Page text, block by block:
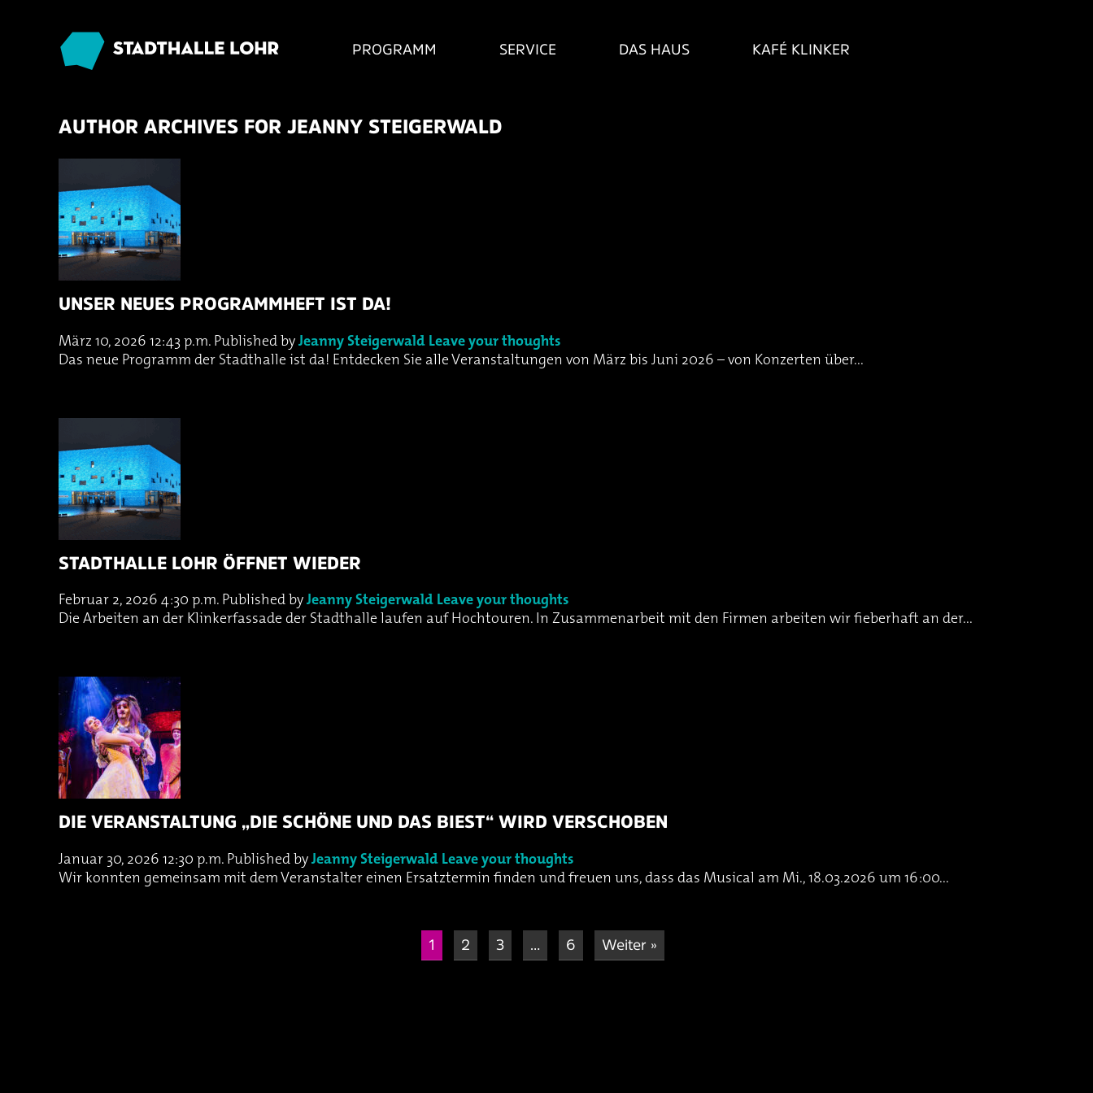
PROGRAMM SERVICE DAS HAUS KAFÉ KLINKER
AUTHOR ARCHIVES FOR JEANNY STEIGERWALD
UNSER NEUES PROGRAMMHEFT IST DA!
März 10, 2026 12:43 p.m. Published by Jeanny Steigerwald Leave your thoughts
Das neue Programm der Stadthalle ist da! Entdecken Sie alle Veranstaltungen von März bis Juni 2026 – von Konzerten über...
STADTHALLE LOHR ÖFFNET WIEDER
Februar 2, 2026 4:30 p.m. Published by Jeanny Steigerwald Leave your thoughts
Die Arbeiten an der Klinkerfassade der Stadthalle laufen auf Hochtouren. In Zusammenarbeit mit den Firmen arbeiten wir fieberhaft an der...
DIE VERANSTALTUNG „DIE SCHÖNE UND DAS BIEST“ WIRD VERSCHOBEN
Januar 30, 2026 12:30 p.m. Published by Jeanny Steigerwald Leave your thoughts
Wir konnten gemeinsam mit dem Veranstalter einen Ersatztermin finden und freuen uns, dass das Musical am Mi., 18.03.2026 um 16:00...
1 2 3 … 6 Weiter »